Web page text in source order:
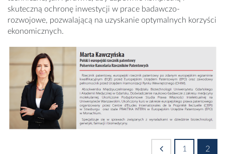
skuteczną ochronę inwestycji w prace badawczo-
rozwojowe, pozwalającą na uzyskanie optymalnych korzyści
ekonomicznych.
1 2